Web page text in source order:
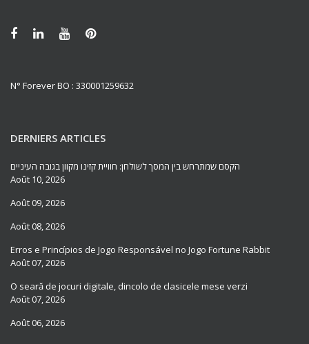
N° Forever BO : 330001259632
DERNIERS ARTICLES
הקסם שמתרחש בין המסך לשולחן: חוויית קזינו מקוון בגובה העיניים
Août 10, 2026
Août 09, 2026
Août 08, 2026
Erros e Princípios de Jogo Responsável no Jogo Fortune Rabbit
Août 07, 2026
O seară de jocuri digitale, dincolo de clasicele mese verzi
Août 07, 2026
Août 06, 2026